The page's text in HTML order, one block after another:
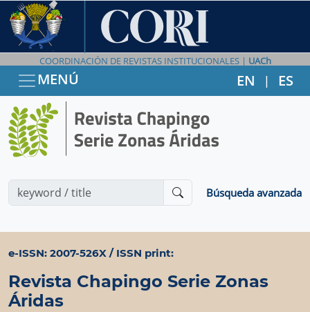
COORDINACIÓN DE REVISTAS INSTITUCIONALES | UACh
MENÚ EN | ES
Búsqueda avanzada
e-ISSN: 2007-526X / ISSN print:
Revista Chapingo Serie Zonas
Áridas